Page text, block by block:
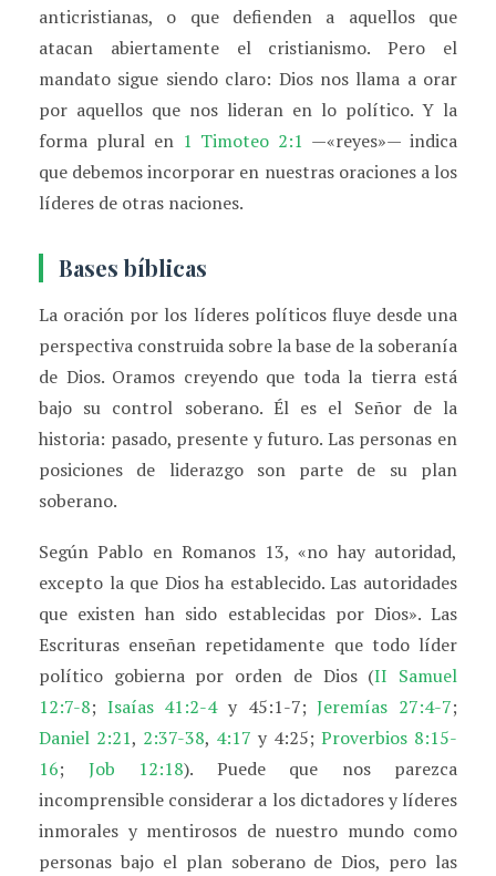
anticristianas, o que defienden a aquellos que
atacan abiertamente el cristianismo. Pero el
mandato sigue siendo claro: Dios nos llama a orar
por aquellos que nos lideran en lo político. Y la
forma plural en 1 Timoteo 2:1 —«reyes»— indica
que debemos incorporar en nuestras oraciones a los
líderes de otras naciones.
Bases bíblicas
La oración por los líderes políticos fluye desde una
perspectiva construida sobre la base de la soberanía
de Dios. Oramos creyendo que toda la tierra está
bajo su control soberano. Él es el Señor de la
historia: pasado, presente y futuro. Las personas en
posiciones de liderazgo son parte de su plan
soberano.
Según Pablo en Romanos 13, «no hay autoridad,
excepto la que Dios ha establecido. Las autoridades
que existen han sido establecidas por Dios». Las
Escrituras enseñan repetidamente que todo líder
político gobierna por orden de Dios (II Samuel
12:7-8; Isaías 41:2-4y 45:1-7;Jeremías 27:4-7;
Daniel 2:21, 2:37-38, 4:17 y 4:25; Proverbios 8:15-
16; Job 12:18). Puede que nos parezca
incomprensible considerar a los dictadores y líderes
inmorales y mentirosos de nuestro mundo como
personas bajo el plan soberano de Dios, pero las